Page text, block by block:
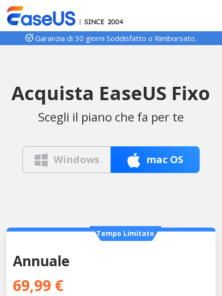
Garanzia di 30 giorni Soddisfatto o Rimborsato.
Acquista EaseUS Fixo
Scegli il piano che fa per te
 Windows  mac OS
Tempo Limitato
Annuale
69,99 €